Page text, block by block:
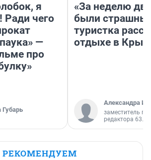
я
Ради чего
—
про
«За неделю
были
туристка
отдыхе в
Александра
заместитель
редактора 63.RU
РЕКОМЕНДУЕМ